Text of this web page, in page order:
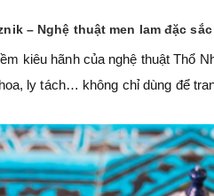
– Nghệ thuật men lam đặc sắc
kiêu hãnh của nghệ thuật Thổ
ly tách… không chỉ dùng để